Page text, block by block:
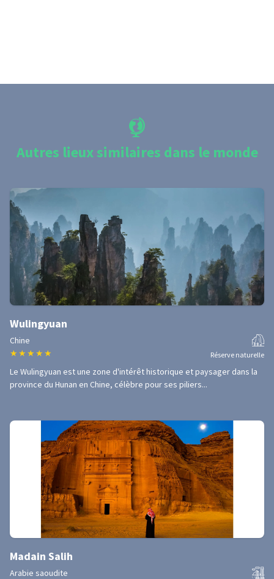
Autres lieux similaires dans le monde
Wulingyuan
Chine
★ ★ ★ ★ ★ Réserve naturelle
Le Wulingyuan est une zone d'intérêt historique et paysager dans la
province du Hunan en Chine, célèbre pour ses piliers...
Madain Salih
Arabie saoudite